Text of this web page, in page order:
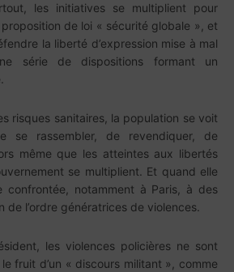
les initiatives se multiplient pour
de loi « sécurité globale », et
la liberté d’expression mise à mal
série de dispositions formant un
risques sanitaires, la population se voit
se rassembler, de revendiquer, de
même que les atteintes aux libertés
se multiplient. Et quand elle
confrontée, notamment à Paris, à des
de l’ordre génératrices de violences.
les violences policières ne sont
fruit d’un « discours militant », comme